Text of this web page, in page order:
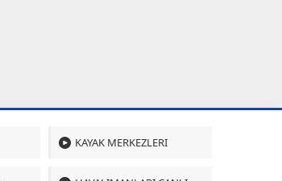
KAYAK MERKEZLERI